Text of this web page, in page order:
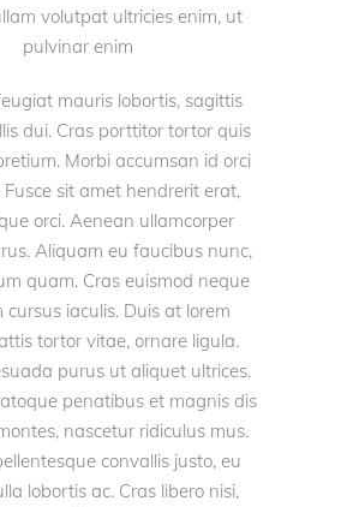
volutpat ultricies enim, ut
pulvinar enim
mauris lobortis, sagittis
dui. Cras porttitor tortor quis
Morbi accumsan id orci
sit amet hendrerit erat,
orci. Aenean ullamcorper
Aliquam eu faucibus nunc,
quam. Cras euismod neque
cursus iaculis. Duis at lorem
tortor vitae, ornare ligula.
purus ut aliquet ultrices.
penatibus et magnis dis
nascetur ridiculus mus.
convallis justo, eu
lobortis ac. Cras libero nisi,